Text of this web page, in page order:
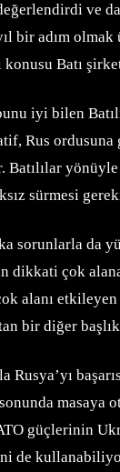
ve
bir adım
konusu Batı
iyi bilen
Rus ordusuna
sürmesi
sorunlarla da
dikkati çok
alanı
bir diğer
Rusya’yı
masaya
güçlerinin
de